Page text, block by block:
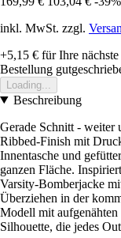
inkl. MwSt. zzgl.
+5,15 € für Ihre
Bestellung
Loading...
Beschreibung
Gerade Schnitt - weiter
Ribbed-Finish mit
Innentasche und
ganzen Fläche.
Varsity-Bomberjacke
Überziehen in der
Modell mit
Silhouette, die jedes